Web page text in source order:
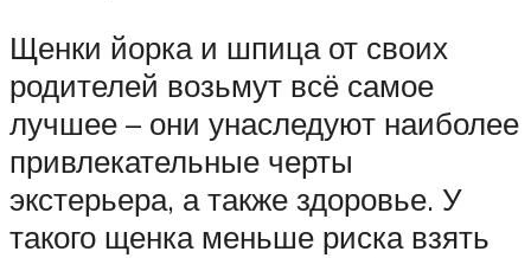
Щенки йорка и шпица от своих
родителей возьмут всё самое
лучшее – они унаследуют наиболее
привлекательные черты
экстерьера, а также здоровье. У
такого щенка меньше риска взять